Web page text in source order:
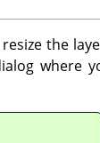
the
where